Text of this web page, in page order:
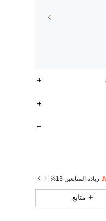
زيادة المتابعين 13%
متابع